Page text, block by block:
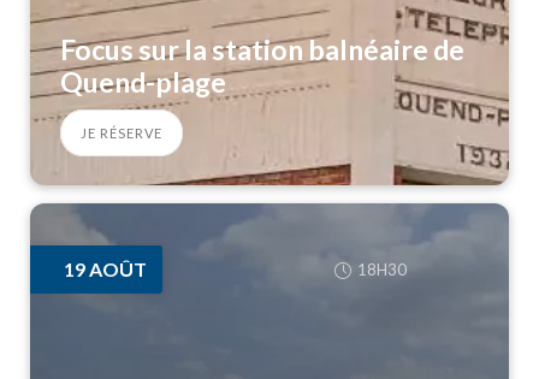
Focus sur la station balnéaire de
Quend-plage
JE RÉSERVE
19AOÛT 18H30